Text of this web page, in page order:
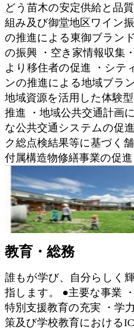
どう苗木の安定供給と品
組み及び御堂地区ワイン
の推進による東御ブラン
の振興 ・空き家情報収集
より移住者の促進 ・シテ
ンの推進による地域ブラ
地域資源を活用した体験
推進 ・地域公共交通計画
な公共交通システムの促
ク総点検結果等に基づく
付属構造物修繕事業の促進
教育・総務
誰もが学び、自分らしく
指します。 ●主要な事業
特別支援教育の充実 ・学
策及び学校教育における